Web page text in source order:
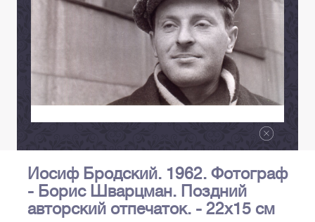
Иосиф Бродский. 1962. Фотограф
- Борис Шварцман. Поздний
авторский отпечаток. - 22х15 см